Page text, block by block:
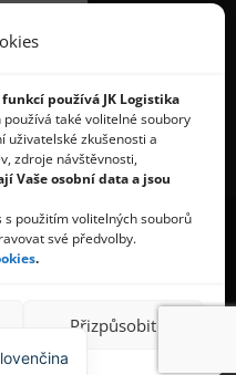
používá JK Logistika
používá také volitelné soubory
uživatelské zkušenosti a
zdroje návštěvnosti,
Vaše osobní data a jsou
s použitím volitelných souborů
své předvolby.
.
Přizpůsobit